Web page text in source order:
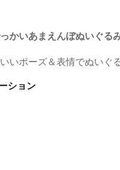
かいあまえんぼぬいぐる
いポーズ＆表情でぬいぐ
ション